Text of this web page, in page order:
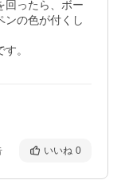
回ったら、ボー
ンの色が付くし
。
いいね 0